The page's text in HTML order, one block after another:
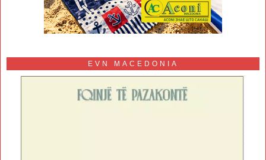
EVN MACEDONIA